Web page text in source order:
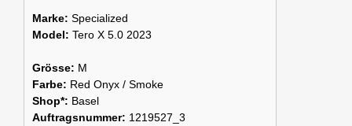
Marke: Specialized
Model: Tero X 5.0 2023
Grösse: M
Farbe: Red Onyx / Smoke
Shop*: Basel
Auftragsnummer: 1219527_3